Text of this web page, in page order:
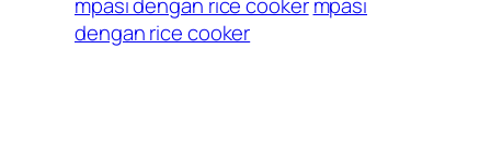
mpasi dengan rice cooker mpasi
dengan rice cooker